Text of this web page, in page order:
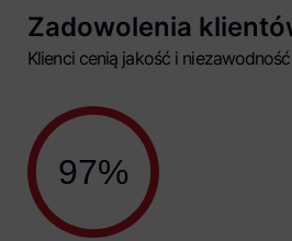
Zadowolenia
Klienci cenią jakość i
100%